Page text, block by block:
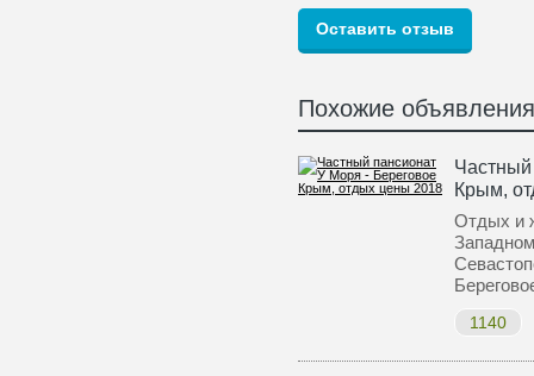
Похожие объявления
Крым,
Отдых и
1140